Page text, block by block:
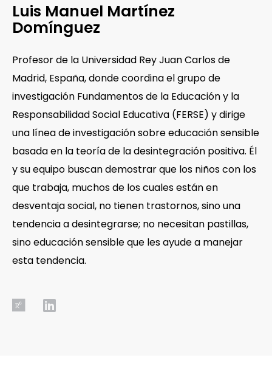
Luis Manuel Martínez
Domínguez
Profesor de la Universidad Rey Juan Carlos de
Madrid, España, donde coordina el grupo de
investigación Fundamentos de la Educación y la
Responsabilidad Social Educativa (FERSE) y dirige
una línea de investigación sobre educación sensible
basada en la teoría de la desintegración positiva. Él
y su equipo buscan demostrar que los niños con los
que trabaja, muchos de los cuales están en
desventaja social, no tienen trastornos, sino una
tendencia a desintegrarse; no necesitan pastillas,
sino educación sensible que les ayude a manejar
esta tendencia.